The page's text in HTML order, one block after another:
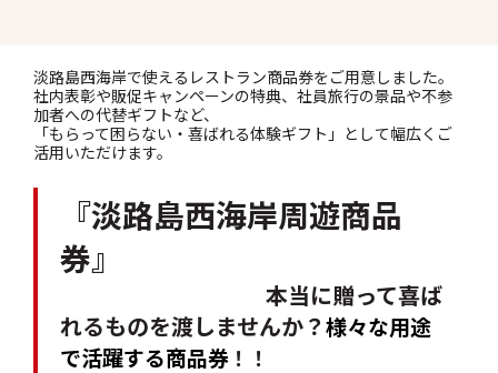
淡路島西海岸で使えるレストラン商品券をご用意しました。
社内表彰や販促キャンペーンの特典、社員旅行の景品や不参
加者への代替ギフトなど、
「もらって困らない・喜ばれる体験ギフト」として幅広くご
活用いただけます。
『淡路島西海岸周遊商品
券』
本当に贈って喜ば
れるものを渡しませんか？様々な用途
で活躍する商品券 ！！